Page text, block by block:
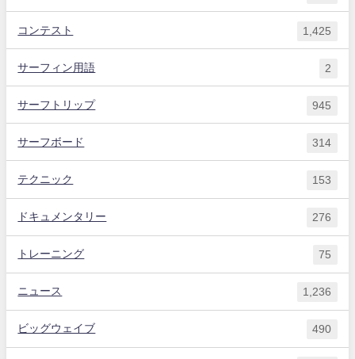
コンテスト 1,425
サーフィン用語 2
サーフトリップ 945
サーフボード 314
テクニック 153
ドキュメンタリー 276
トレーニング 75
ニュース 1,236
ビッグウェイブ 490